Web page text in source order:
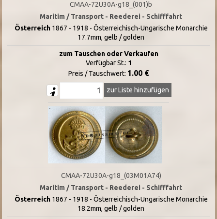
CMAA-72U30A-g18_(001)b
Maritim / Transport - Reederei - Schifffahrt
Österreich1867 - 1918 - Österreichisch-Ungarische Monarchie
17.7mm, gelb / golden
zum Tauschen oder Verkaufen
Verfügbar St.: 1
Preis / Tauschwert: 1.00 €
zur Liste hinzufügen
CMAA-72U30A-g18_(03M01A74)
Maritim / Transport - Reederei - Schifffahrt
Österreich1867 - 1918 - Österreichisch-Ungarische Monarchie
18.2mm, gelb / golden